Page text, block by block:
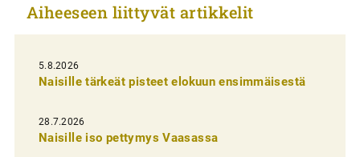
k
e
l
i
e
n
Aiheeseen liittyvät artikkelit
5.8.2026
Naisille tärkeät pisteet elokuun ensimmäisestä
28.7.2026
Naisille iso pettymys Vaasassa